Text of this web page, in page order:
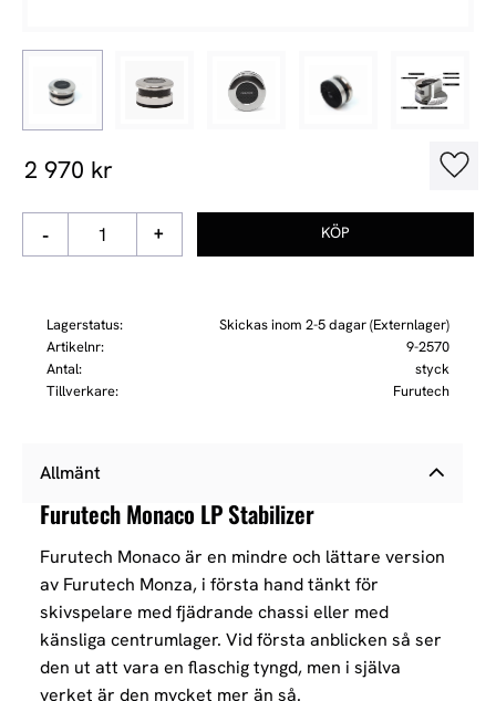
2 970 kr
+
-
Lagerstatus
Skickas inom 2-5 dagar (Externlager)
Artikelnr
9-2570
Antal
styck
Tillverkare
Furutech
Allmänt
Furutech Monaco LP Stabilizer
Furutech Monaco är en mindre och lättare version
av Furutech Monza, i första hand tänkt för
skivspelare med fjädrande chassi eller med
känsliga centrumlager. Vid första anblicken så ser
den ut att vara en flaschig tyngd, men i själva
verket är den mycket mer än så.